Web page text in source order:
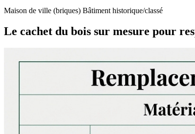
Maison de ville (briques) Bâtiment historique/classé
Le cachet du bois sur mesure pour